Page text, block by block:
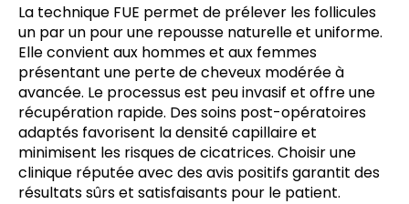
La technique FUE permet de prélever les follicules
un par un pour une repousse naturelle et uniforme.
Elle convient aux hommes et aux femmes
présentant une perte de cheveux modérée à
avancée. Le processus est peu invasif et offre une
récupération rapide. Des soins post-opératoires
adaptés favorisent la densité capillaire et
minimisent les risques de cicatrices. Choisir une
clinique réputée avec des avis positifs garantit des
résultats sûrs et satisfaisants pour le patient.